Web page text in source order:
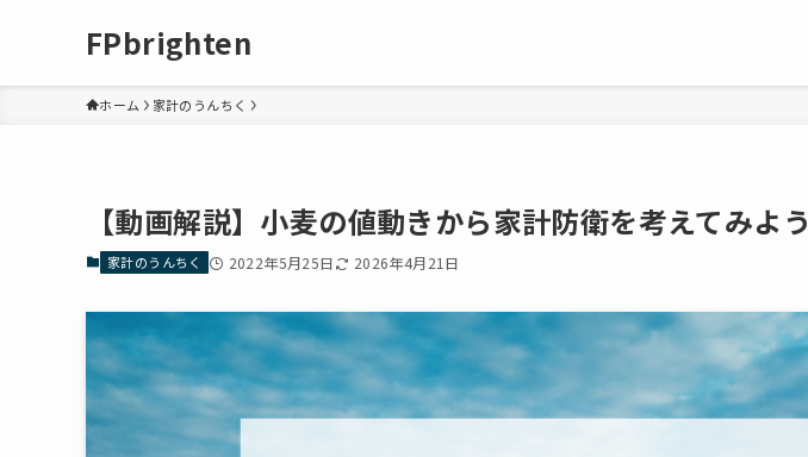
FPbrighten
ホーム 家計のうんちく
【動画解説】小麦の値動きから家計防衛を考えてみよう
家計のうんちく 2022年5月25日 2026年4月21日